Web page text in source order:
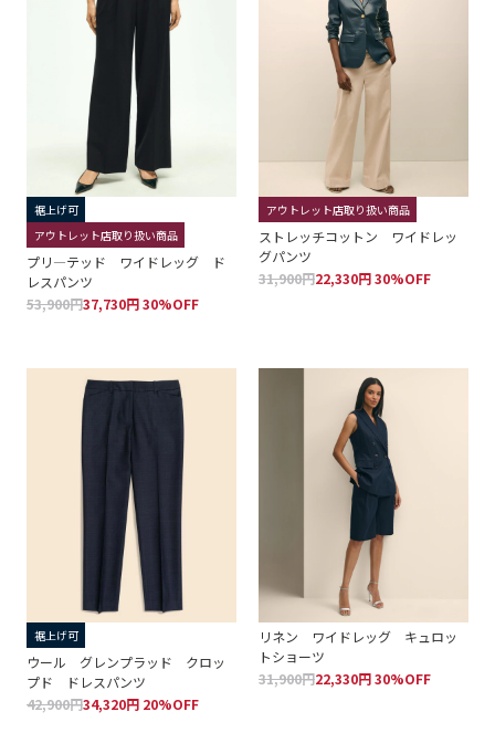
裾上げ可
アウトレット店取り扱い商品
プリ―テッド ワイドレッグ ド
レスパンツ
53,900円37,730円 30%OFF
アウトレット店取り扱い商品
ストレッチコットン ワイドレッ
グパンツ
31,900円22,330円 30%OFF
裾上げ可
ウール グレンプラッド クロッ
プド ドレスパンツ
42,900円34,320円 20%OFF
リネン ワイドレッグ キュロッ
トショーツ
31,900円22,330円 30%OFF